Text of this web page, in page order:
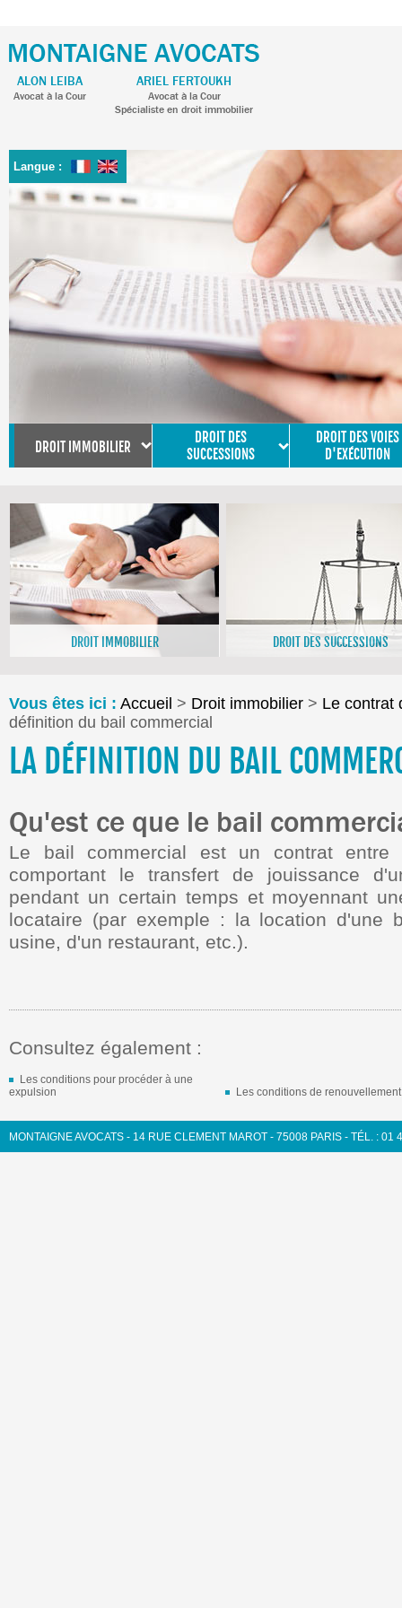
ALON LEIBA
Avocat à la Cour
ARIEL FERTOUKH
Avocat à la Cour
Spécialiste en droit immobilier
Langue :
DROIT IMMOBILIER
DROIT DES
SUCCESSIONS
DROIT DES VOIES
D'EXÉCUTION
DROIT IMMOBILIER DROIT DES SUCCESSIONS
Vous êtes ici : Accueil > Droit immobilier > Le contrat
définition du bail commercial
LA DÉFINITION DU BAIL
Qu'est ce que le bail
Le bail commercial est un contrat
comportant le transfert de jouissance
pendant un certain temps et moyennant
locataire (par exemple : la location d'une
usine, d'un restaurant, etc.).
Consultez également :
Les conditions pour procéder à une
expulsion
Les conditions de renouvellement
MONTAIGNE AVOCATS - 14 RUE CLEMENT MAROT - 75008 PARIS - TÉL. :